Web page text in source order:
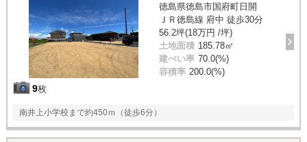
9枚
徳島県徳島市国府町日開
ＪＲ徳島線 府中 徒歩30分
56.2坪(18万円 /坪)
土地面積 185.78㎡
建ぺい率 70.0(%)
容積率 200.0(%)
南井上小学校まで約450ｍ（徒歩6分）